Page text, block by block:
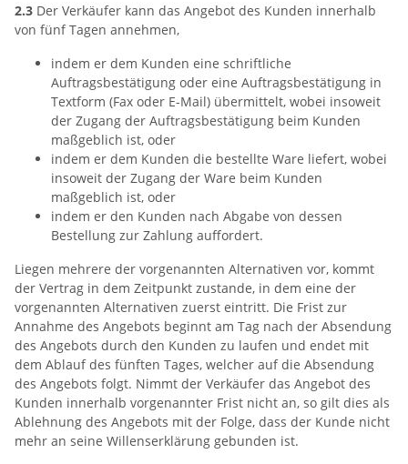
2.3 Der Verkäufer kann das Angebot des Kunden innerhalb
von fünf Tagen annehmen,
indem er dem Kunden eine schriftliche
Auftragsbestätigung oder eine Auftragsbestätigung in
Textform (Fax oder E-Mail) übermittelt, wobei insoweit
der Zugang der Auftragsbestätigung beim Kunden
maßgeblich ist, oder
indem er dem Kunden die bestellte Ware liefert, wobei
insoweit der Zugang der Ware beim Kunden
maßgeblich ist, oder
indem er den Kunden nach Abgabe von dessen
Bestellung zur Zahlung auffordert.
Liegen mehrere der vorgenannten Alternativen vor, kommt
der Vertrag in dem Zeitpunkt zustande, in dem eine der
vorgenannten Alternativen zuerst eintritt. Die Frist zur
Annahme des Angebots beginnt am Tag nach der Absendung
des Angebots durch den Kunden zu laufen und endet mit
dem Ablauf des fünften Tages, welcher auf die Absendung
des Angebots folgt. Nimmt der Verkäufer das Angebot des
Kunden innerhalb vorgenannter Frist nicht an, so gilt dies als
Ablehnung des Angebots mit der Folge, dass der Kunde nicht
mehr an seine Willenserklärung gebunden ist.